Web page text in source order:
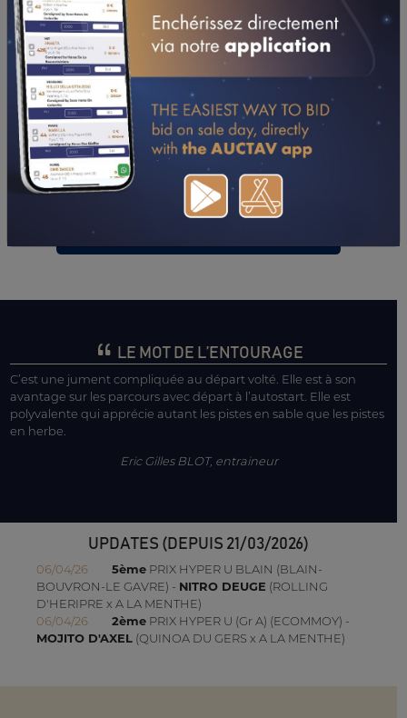
29/03/26 6ÈME PRIX DE LA SOCIETE PIGEON (LA GUERCHE DE
BRETAGNE)
18/03/26 4ÈMEPRIX OPTIQUE KRYS YANNICK PIERRE - VIRE
(VIRE NORMANDIE)
05/03/26 PRIX DE BLAIN (CAEN)
20/02/26 8ÈME PRIX DE PLESTIN-LES-GREVES (VINCENNES -
GPP)
06/02/26 5ÈME PRIX VAN GOGH (ARGENTAN)
01/02/26 DAPRIX TIMOKO (MACHECOUL)
21/01/26 NPPRIX KENOR DE COSSE (ANGERS)
LE MOT DE L’ENTOURAGE
C’est une jument compliquée au départ volté. Elle est à son
avantage sur les parcours avec départ à l’autostart. Elle est
polyvalente qui apprécie autant les pistes en sable que les pistes
en herbe.
Eric Gilles BLOT, entraineur
UPDATES (DEPUIS 21/03/2026)
06/04/26 5èmePRIX HYPER U BLAIN (BLAIN-
BOUVRON-LE GAVRE) - NITRO DEUGE (ROLLING
D'HERIPRE x A LA MENTHE)
06/04/26
2èmePRIX HYPER U (Gr A) (ECOMMOY) -
MOJITO D'AXEL(QUINOA DU GERS x A LA MENTHE)